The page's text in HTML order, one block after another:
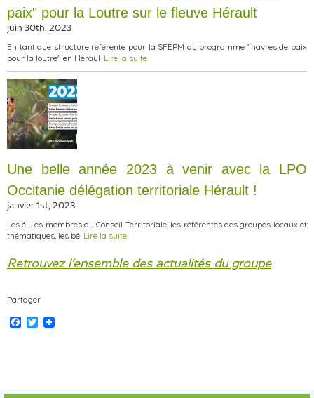
paix" pour la Loutre sur le fleuve Hérault
juin 30th, 2023
En tant que structure référente pour la SFEPM du programme "havres de paix
pour la loutre" en Héraul Lire la suite
Une belle année 2023 à venir avec la LPO
Occitanie délégation territoriale Hérault !
janvier 1st, 2023
Les élu·es membres du Conseil Territoriale, les référentes des groupes locaux et
thématiques, les bé Lire la suite
Retrouvez l'ensemble des actualités du groupe
Partager
F
T